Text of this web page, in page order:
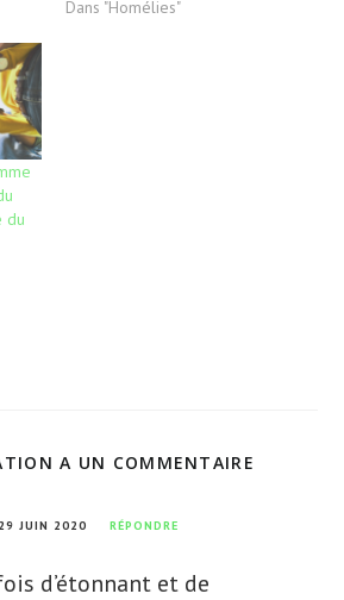
Dans "Homélies"
du
A UN COMMENTAIRE
29 JUIN 2020 RÉPONDRE
d’étonnant et de